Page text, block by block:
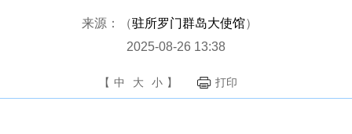
来源：（驻所罗门群岛大使馆）
2025-08-26 13:38
【 中 大 小 】 打印